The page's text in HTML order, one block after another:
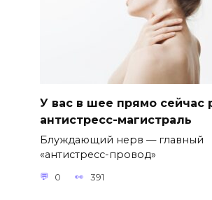
У вас в шее прямо сейчас
антистресс-магистраль
Блуждающий нерв — главный
«антистресс-провод»
0 391